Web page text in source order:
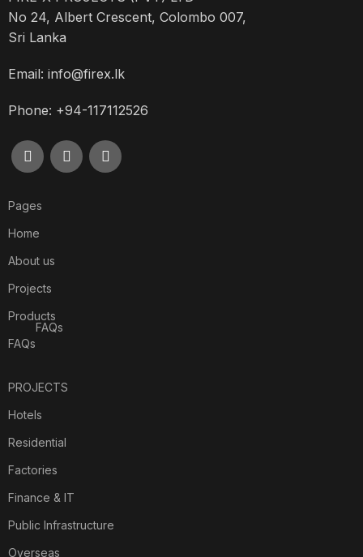
No 24, Albert Crescent, Colombo 007,
Sri Lanka
Email: info@firex.lk
Phone: +94-117112526
Pages
Home
About us
Projects
Products
FAQs
FAQs
PROJECTS
Hotels
Residential
Factories
Finance & IT
Public Infrastructure
Overseas